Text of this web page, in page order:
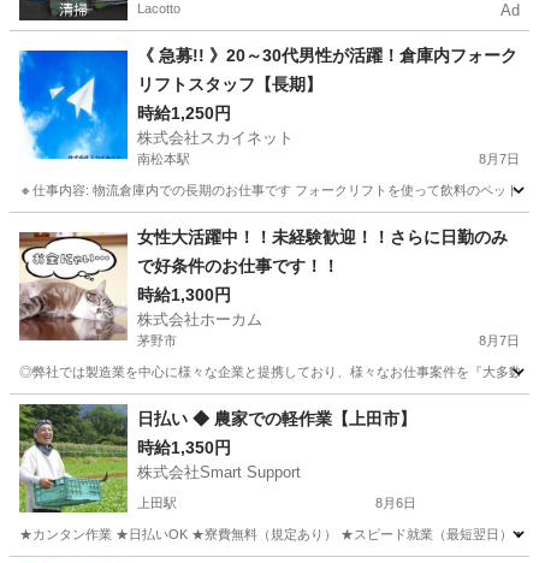
Lacotto Ad
《 急募!! 》20～30代男性が活躍！倉庫内フォーク
リフトスタッフ【長期】
時給1,250円
株式会社スカイネット
南松本駅 8月7日
🔸仕事内容: 物流倉庫内での長期のお仕事です フォークリフトを使って飲料のペット
南松本駅 仕分け スタッフ
女性大活躍中！！未経験歓迎！！さらに日勤のみ
で好条件のお仕事です！！
時給1,300円
株式会社ホーカム
茅野市 8月7日
◎弊社では製造業を中心に様々な企業と提携しており、様々なお仕事案件を『大多数
長野 茅野市 軽作業 ワンルーム
日払い ◆ 農家での軽作業【上田市】
時給1,350円
株式会社Smart Support
上田駅 8月6日
★カンタン作業 ★日払いOK ★寮費無料（規定あり） ★スピード就業（最短翌日） ■